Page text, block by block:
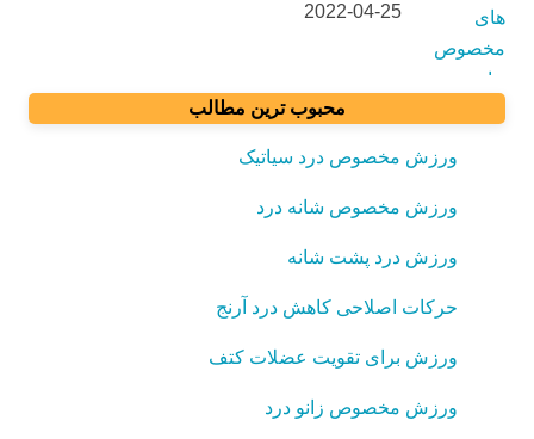
2022-04-25
محبوب ترین مطالب
ورزش مخصوص درد سیاتیک
ورزش مخصوص شانه درد
ورزش درد پشت شانه
حرکات اصلاحی کاهش درد آرنج
ورزش برای تقویت عضلات کتف
ورزش مخصوص زانو درد